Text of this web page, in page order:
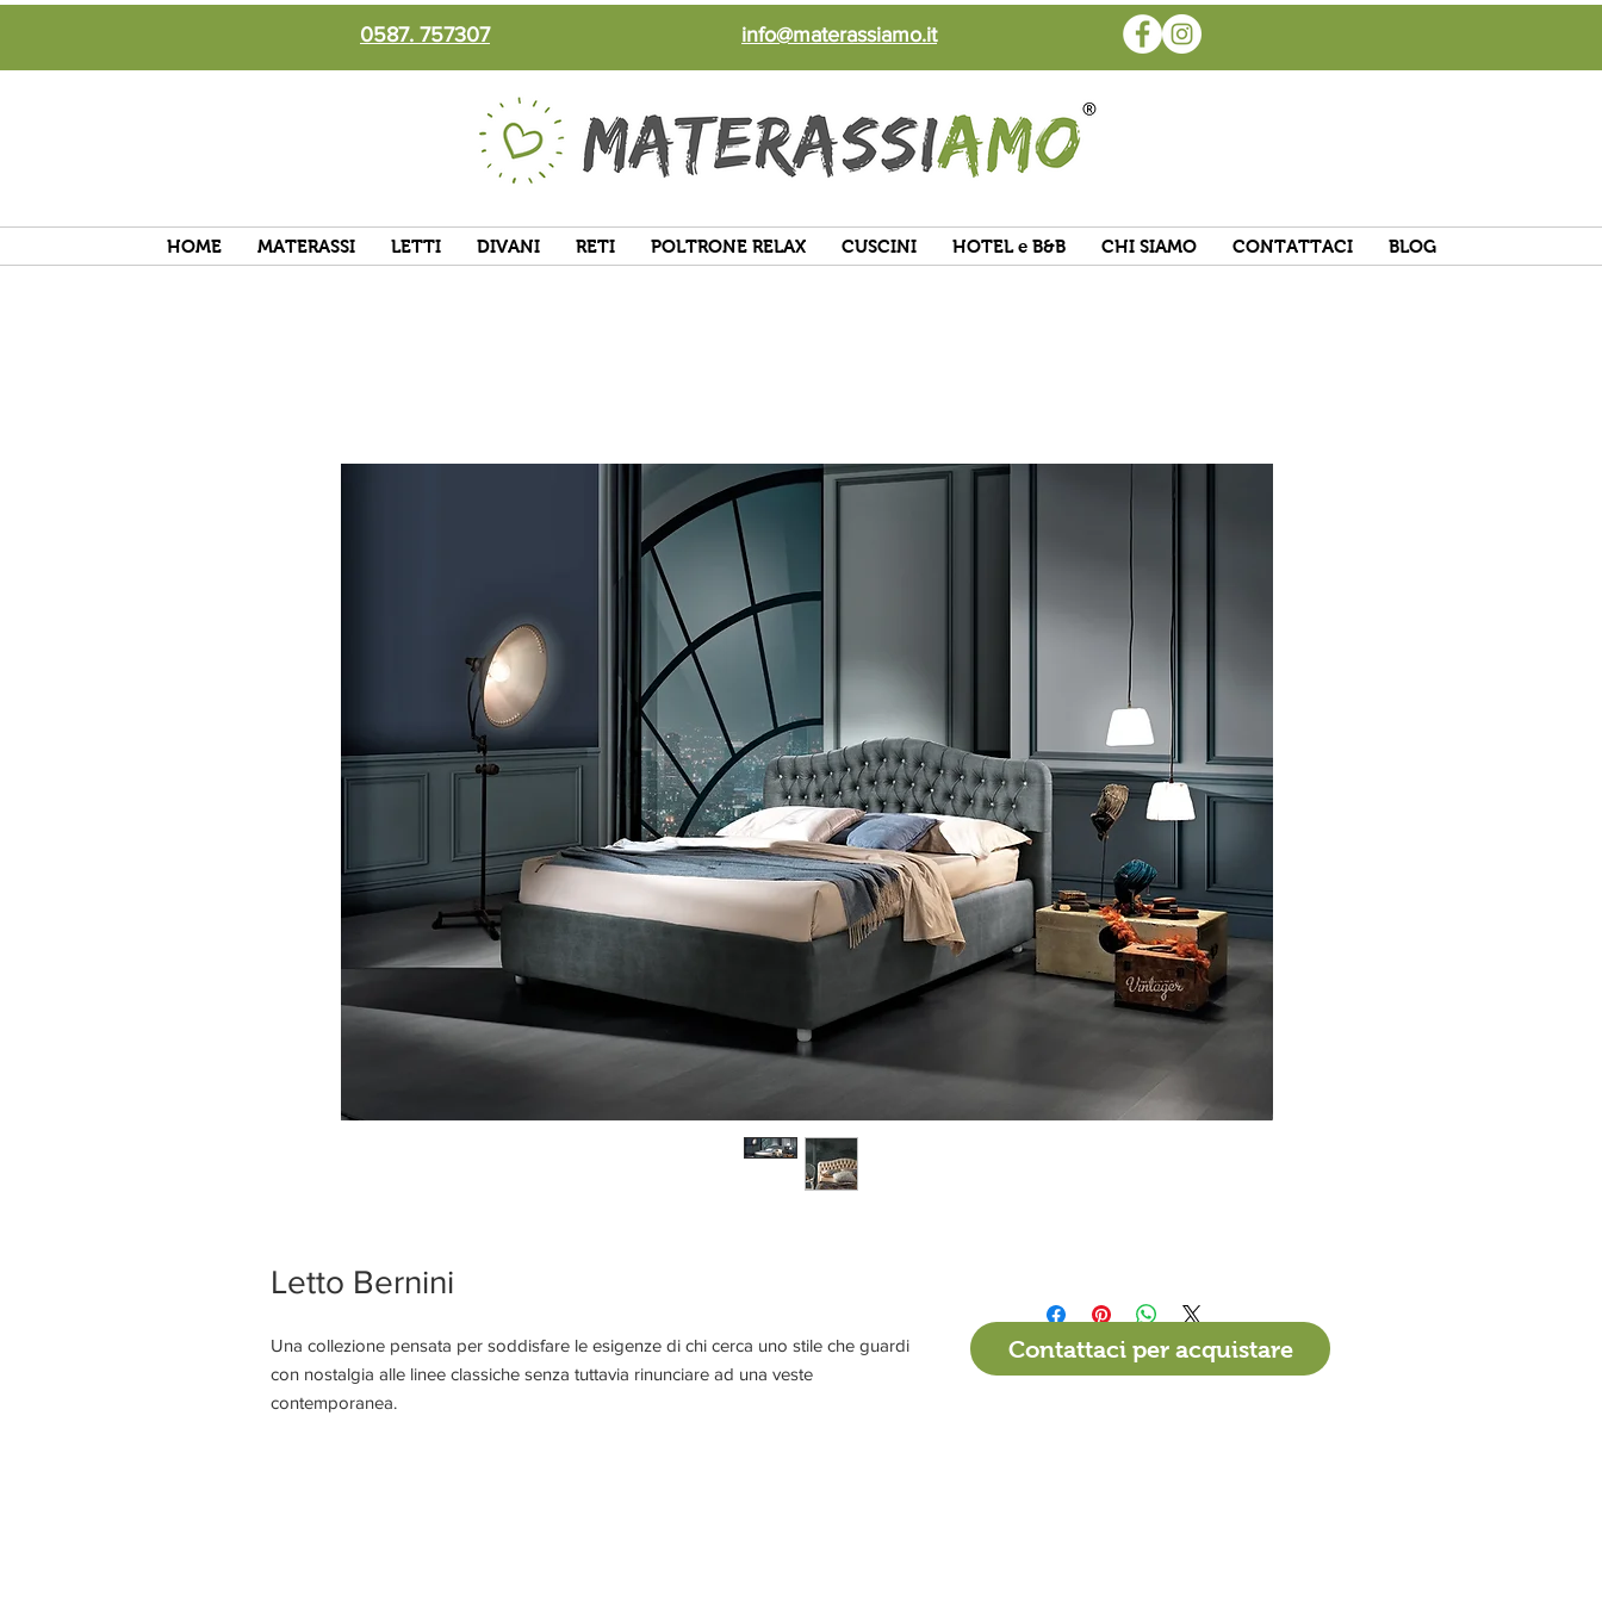
0587. 757307 info@materassiamo.it
HOME MATERASSI LETTI DIVANI RETI POLTRONE RELAX CUSCINI HOTEL e B&B CHI SIAMO CONTATTACI BLOG
Letto Bernini
Una collezione pensata per soddisfare le esigenze di chi cerca uno stile che guardi
con nostalgia alle linee classiche senza tuttavia rinunciare ad una veste
contemporanea.
Contattaci per acquistare